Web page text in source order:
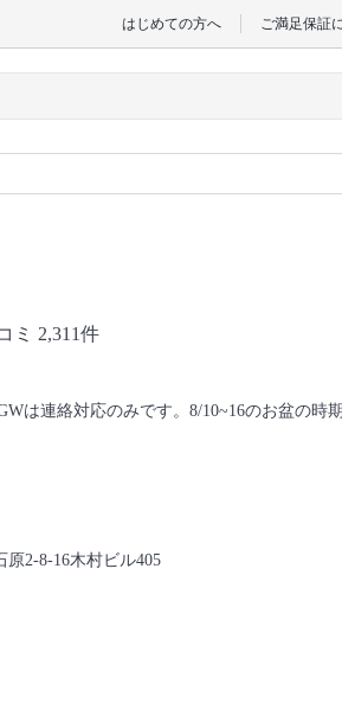
はじめての方へ ご満足保証
ミ 2,311件
は連絡対応のみです。8/10~16のお盆の時
原2-8-16木村ビル405